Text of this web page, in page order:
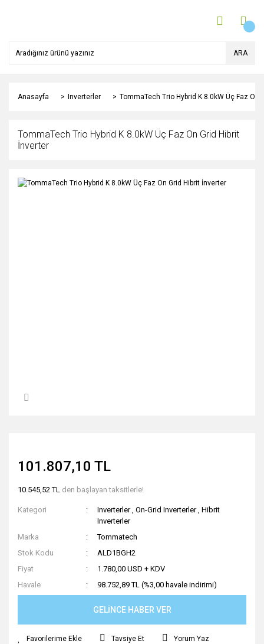
ARA
Anasayfa Inverterler TommaTech Trio Hybrid K 8.0kW Üç Faz On
TommaTech Trio Hybrid K 8.0kW Üç Faz On Grid Hibrit
İnverter
101.807,10 TL
10.545,52 TL den başlayan taksitlerle!
Kategori Inverterler ,On-Grid Inverterler ,Hibrit
Inverterler
Marka
Tommatech
Stok Kodu
ALD1BGH2
Fiyat
1.780,00 USD + KDV
Havale
98.752,89 TL (%3,00 havale indirimi)
GELİNCE HABER VER
Tavsiye Et Yorum Yaz